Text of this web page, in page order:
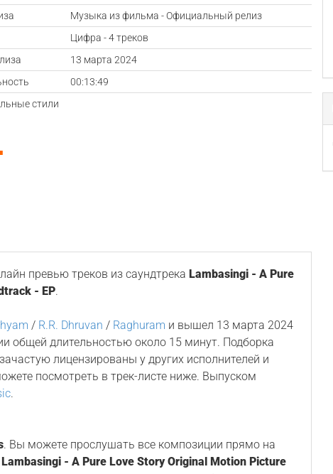
Музыка из фильма - Официальный релиз
Цифра - 4 треков
13 марта 2024
00:13:49
стили
превью треков из саундтрека Lambasingi - A Pure
- EP.
/ R.R. Dhruvan / Raghuram и вышел 13 марта 2024
общей длительностью около 15 минут. Подборка
лицензированы у других исполнителей и
посмотреть в трек-листе ниже. Выпуском
.
. Вы можете прослушать все композиции прямо на
Lambasingi - A Pure Love Story Original Motion Picture